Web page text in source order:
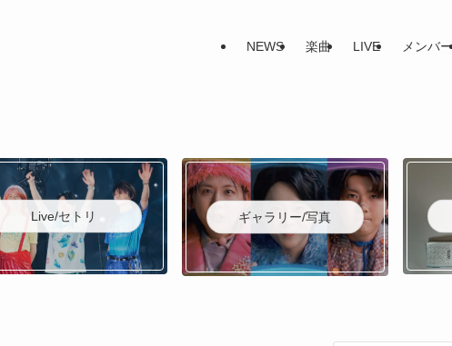
NEWS 楽曲 LIVE メンバー
Live/セトリ ギャラリー/写真